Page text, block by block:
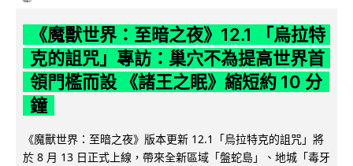
《魔獸世界：至暗之夜》12.1 「烏拉特
克的詛咒」專訪：巢穴不為提高世界首
領門檻而設 《諸王之眠》縮短約 10 分
鐘
《魔獸世界：至暗之夜》版本更新 12.1「烏拉特克的詛咒」將
於 8 月 13 日正式上線，帶來全新區域「盤蛇島」、地城「毒牙